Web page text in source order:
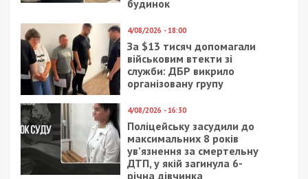
Facebook
Telegram
TwitterWhatsApp
ViberEmail
Категории: Гроші,Суспільство| Метки:
посадовиця розслідування,хабар
Рекламні блоки дають нам змогу
залишатися незалежними ЗМІ, а вам -
отримувати найсвіжіші новини під ними.
Приєднуйтесь також до 49000 в Google News. Слідкуйте
за останніми новинами!